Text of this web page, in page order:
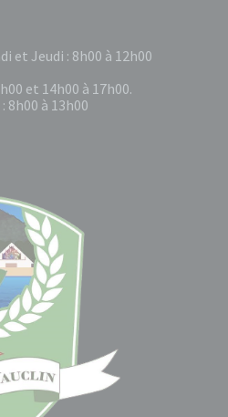
et Jeudi : 8h00 à 12h00
et 14h00 à 17h00.
8h00 à 13h00